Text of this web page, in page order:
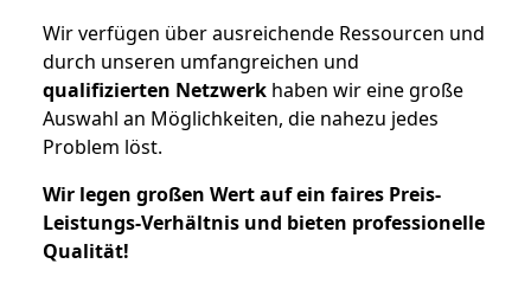
Wir verfügen über ausreichende Ressourcen und
durch unseren umfangreichen und
qualifizierten Netzwerk haben wir eine große
Auswahl an Möglichkeiten, die nahezu jedes
Problem löst.
Wir legen großen Wert auf ein faires Preis-
Leistungs-Verhältnis und bieten professionelle
Qualität!